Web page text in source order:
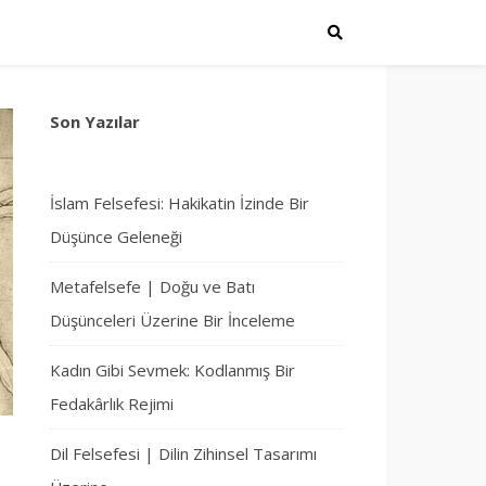
Son Yazılar
İslam Felsefesi: Hakikatin İzinde Bir
Düşünce Geleneği
Metafelsefe | Doğu ve Batı
Düşünceleri Üzerine Bir İnceleme
Kadın Gibi Sevmek: Kodlanmış Bir
Fedakârlık Rejimi
Dil Felsefesi | Dilin Zihinsel Tasarımı